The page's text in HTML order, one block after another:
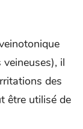
il
des
être utilisé de